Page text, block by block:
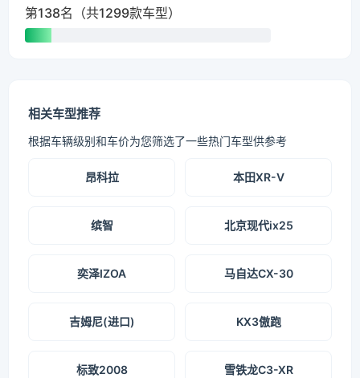
第138名（共1299款车型）
相关车型推荐
根据车辆级别和车价为您筛选了一些热门车型供参考
昂科拉 本田XR-V
缤智 北京现代ix25
奕泽IZOA 马自达CX-30
吉姆尼(进口) KX3傲跑
标致2008 雪铁龙C3-XR